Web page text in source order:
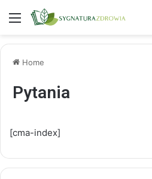
Menu
Home
Pytania
[cma-index]